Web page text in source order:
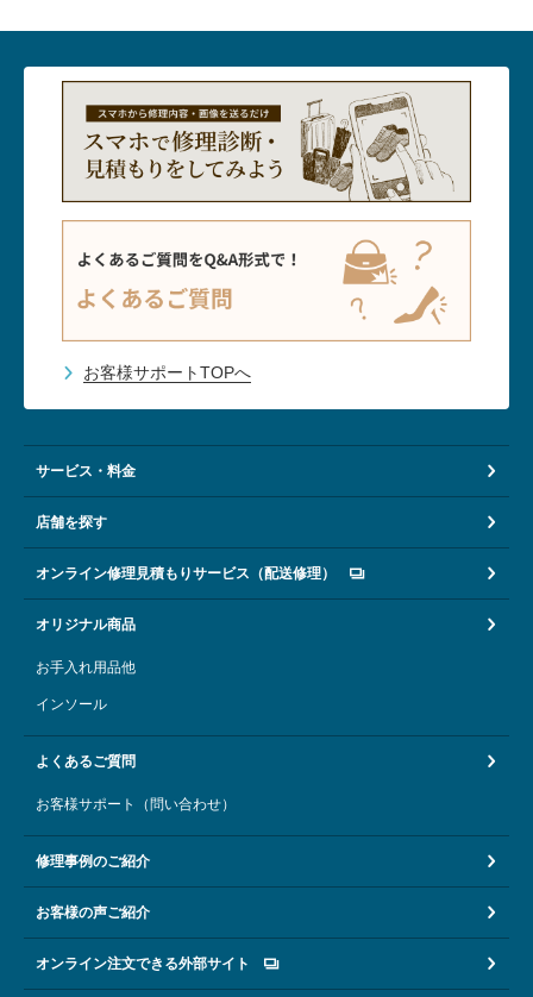
お問い合わせ
採用情報
お客様サポートTOPへ
サービス・料金
店舗を探す
オンライン修理見積もりサービス（配送修理）
オリジナル商品
お手入れ用品他
インソール
よくあるご質問
お客様サポート（問い合わせ）
修理事例のご紹介
お客様の声ご紹介
オンライン注文できる外部サイト